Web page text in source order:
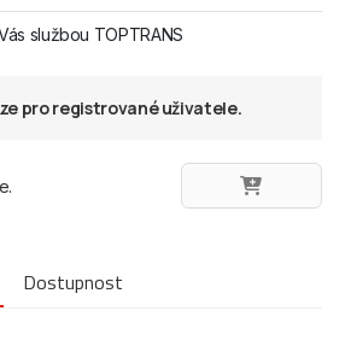
službou TOPTRANS
pro registrované uživatele.
Dostupnost